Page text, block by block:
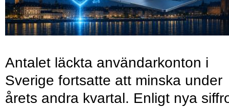
Antalet läckta användarkonton i
Sverige fortsatte att minska under
årets andra kvartal. Enligt nya